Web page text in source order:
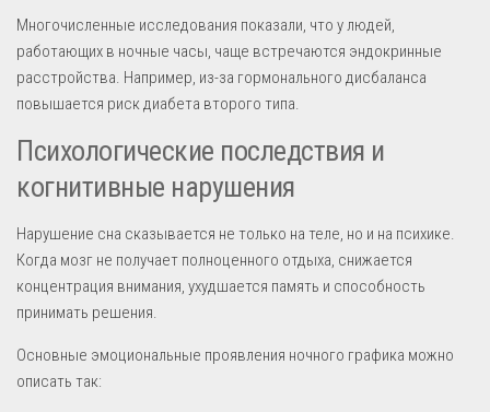
Многочисленные исследования показали, что у людей,
работающих в ночные часы, чаще встречаются эндокринные
расстройства. Например, из-за гормонального дисбаланса
повышается риск диабета второго типа.
Психологические последствия и
когнитивные нарушения
Нарушение сна сказывается не только на теле, но и на психике.
Когда мозг не получает полноценного отдыха, снижается
концентрация внимания, ухудшается память и способность
принимать решения.
Основные эмоциональные проявления ночного графика можно
описать так: